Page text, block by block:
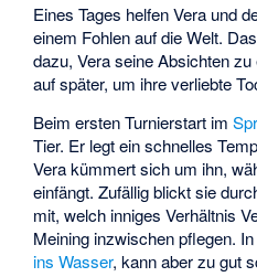
Eines Tages helfen Vera und
einem Fohlen auf die Welt.
dazu, Vera seine Absichten
auf später, um ihre verliebte
Beim ersten Turnierstart im
Tier. Er legt ein schnelles
Vera kümmert sich um ihn,
einfängt. Zufällig blickt sie
mit, welch inniges Verhältnis
Meining inzwischen pflegen.
ins Wasser, kann aber zu gut